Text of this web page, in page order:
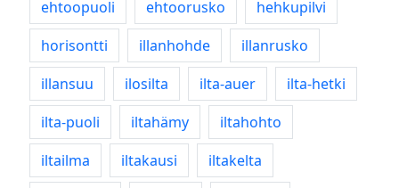
ehtoopuoli
ehtoorusko
hehkupilvi
horisontti
illanhohde
illanrusko
illansuu
ilosilta ilta-auer
ilta-hetki
ilta-puoli
iltahämy
iltahohto
iltailma
iltakausi
iltakelta